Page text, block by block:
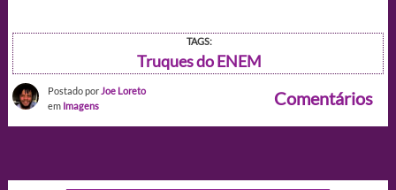
TAGS:
Truques do ENEM
Postado por Joe Loreto
em Imagens Comentários